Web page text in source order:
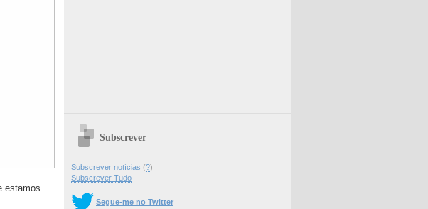
estamos
Subscrever
Subscrever notícias (?)
Subscrever Tudo
Segue-me no Twitter